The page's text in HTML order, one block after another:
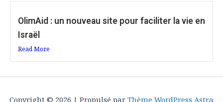
OlimAid : un nouveau site pour faciliter la vie en
Israël
Read More
Copyright © 2026 | Propulsé par Thème WordPress Astra